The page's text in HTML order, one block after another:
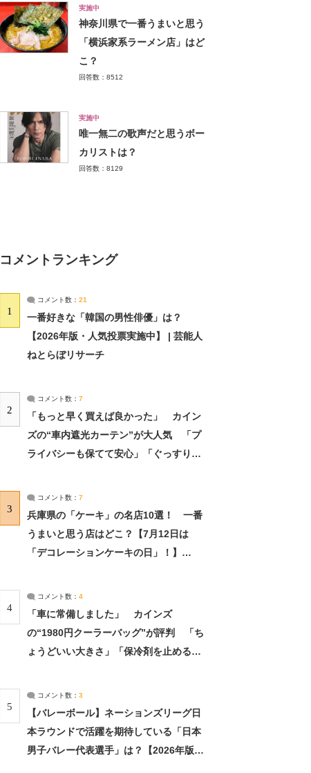
実施中
神奈川県で一番うまいと思う
「横浜家系ラーメン店」はど
こ？
回答数：8512
実施中
唯一無二の歌声だと思うボー
カリストは？
回答数：8129
コメントランキング
1
コメント数： 21
一番好きな「韓国の男性俳優」は？
【2026年版・人気投票実施中】 | 芸能人
ねとらぼリサーチ
2
コメント数： 7
「もっと早く買えば良かった」 カイン
ズの“車内遮光カーテン”が大人気 「プ
ライバシーも保てて安心」「ぐっすり眠
3
コメント数： 7
兵庫県の「ケーキ」の名店10選！ 一番
うまいと思う店はどこ？【7月12日は
「デコレーションケーキの日」！】
4
コメント数： 4
「車に常備しました」 カインズ
の“1980円クーラーバッグ”が評判 「ち
ょうどいい大きさ」「保冷剤を止めるベ
5
コメント数： 3
【バレーボール】ネーションズリーグ日
本ラウンドで活躍を期待している「日本
男子バレー代表選手」は？【2026年版・